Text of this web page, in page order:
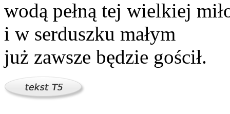
wodą pełną tej wielkiej
i w serduszku małym
już zawsze będzie gościł.